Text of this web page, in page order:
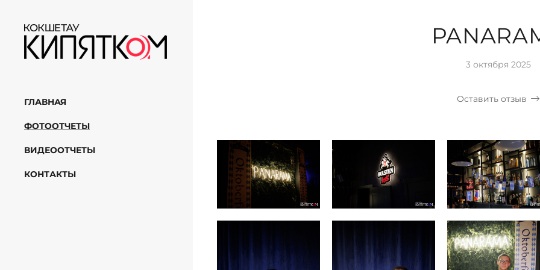
ГЛАВНАЯ
ФОТООТЧЕТЫ
ВИДЕООТЧЕТЫ
КОНТАКТЫ
3 октября 2025
Оставить отзыв